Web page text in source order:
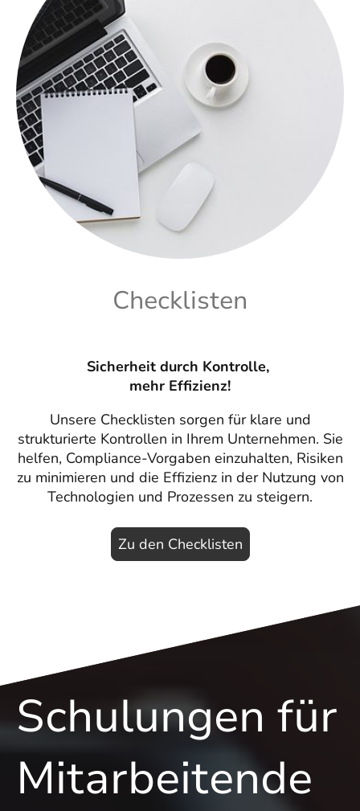
Checklisten
Sicherheit durch Kontrolle,
mehr Effizienz!
Unsere Checklisten sorgen für klare und
strukturierte Kontrollen in Ihrem Unternehmen. Sie
helfen, Compliance-Vorgaben einzuhalten, Risiken
zu minimieren und die Effizienz in der Nutzung von
Technologien und Prozessen zu steigern.
Zu den Checklisten
Schulungen für
Mitarbeitende